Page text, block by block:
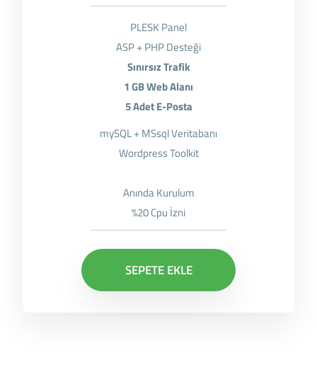
PLESK Panel
ASP + PHP Desteği
Sınırsız Trafik
1 GB Web Alanı
5 Adet E-Posta
mySQL + MSsql Veritabanı
Wordpress Toolkit
Anında Kurulum
%20 Cpu İzni
SEPETE EKLE